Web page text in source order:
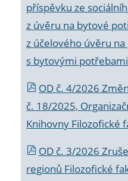
příspěvku ze
z úvěru na bytové
z účelového úvěru
s bytovými
OD č. 4/2026
č. 18/2025,
Knihovny Filozofické
OD č. 3/2026
regionů Filozofické